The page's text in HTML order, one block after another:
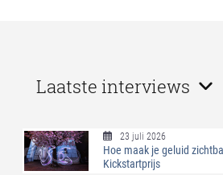
Laatste interviews
23 juli 2026
Hoe maak je geluid
Kickstartprijs